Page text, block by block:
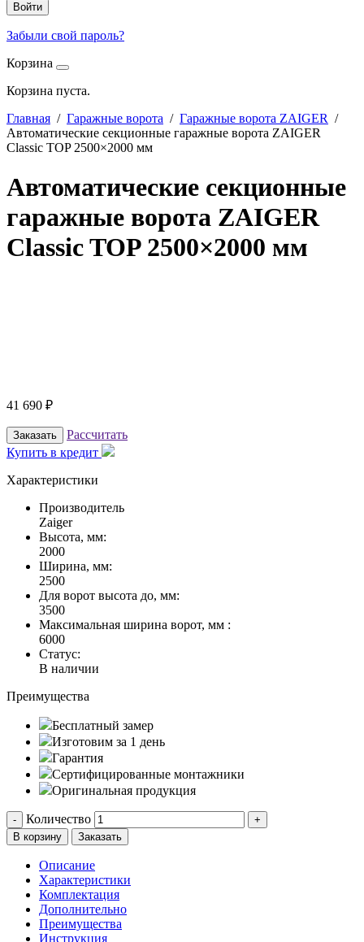
Войти
Забыли свой пароль?
Корзина
Корзина пуста.
Главная / Гаражные ворота / Гаражные ворота ZAIGER /
Автоматические секционные гаражные ворота ZAIGER
Classic TOP 2500×2000 мм
Автоматические секционные
гаражные ворота ZAIGER
Classic TOP 2500×2000 мм
41 690 ₽
Заказать
Рассчитать
Купить в кредит
Характеристики
Производитель
Zaiger
Высота, мм:
2000
Ширина, мм:
2500
Для ворот высота до, мм:
3500
Максимальная ширина ворот, мм :
6000
Статус:
В наличии
Преимущества
Бесплатный замер
Изготовим за 1 день
Гарантия
Сертифицированные монтажники
Оригинальная продукция
- Количество
+
В корзину
Заказать
Описание
Характеристики
Комплектация
Дополнительно
Преимущества
Инструкция